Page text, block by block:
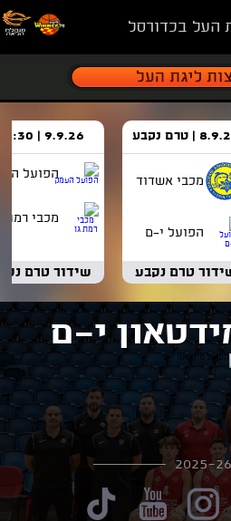
העל בכדורסל
| טרם נקבע
מכבי אשדוד
הפועל י-ם
טרם נקבע
9.9.26 | 18:30
הפועל
מכבי רמת
שידור טרם
י-ם
2025-26